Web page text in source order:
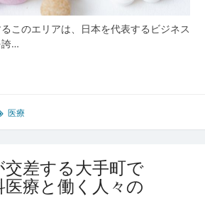
このエリアは、日本を代表するビジネス
誇…
医療
差する大手町で
療と働く人々の